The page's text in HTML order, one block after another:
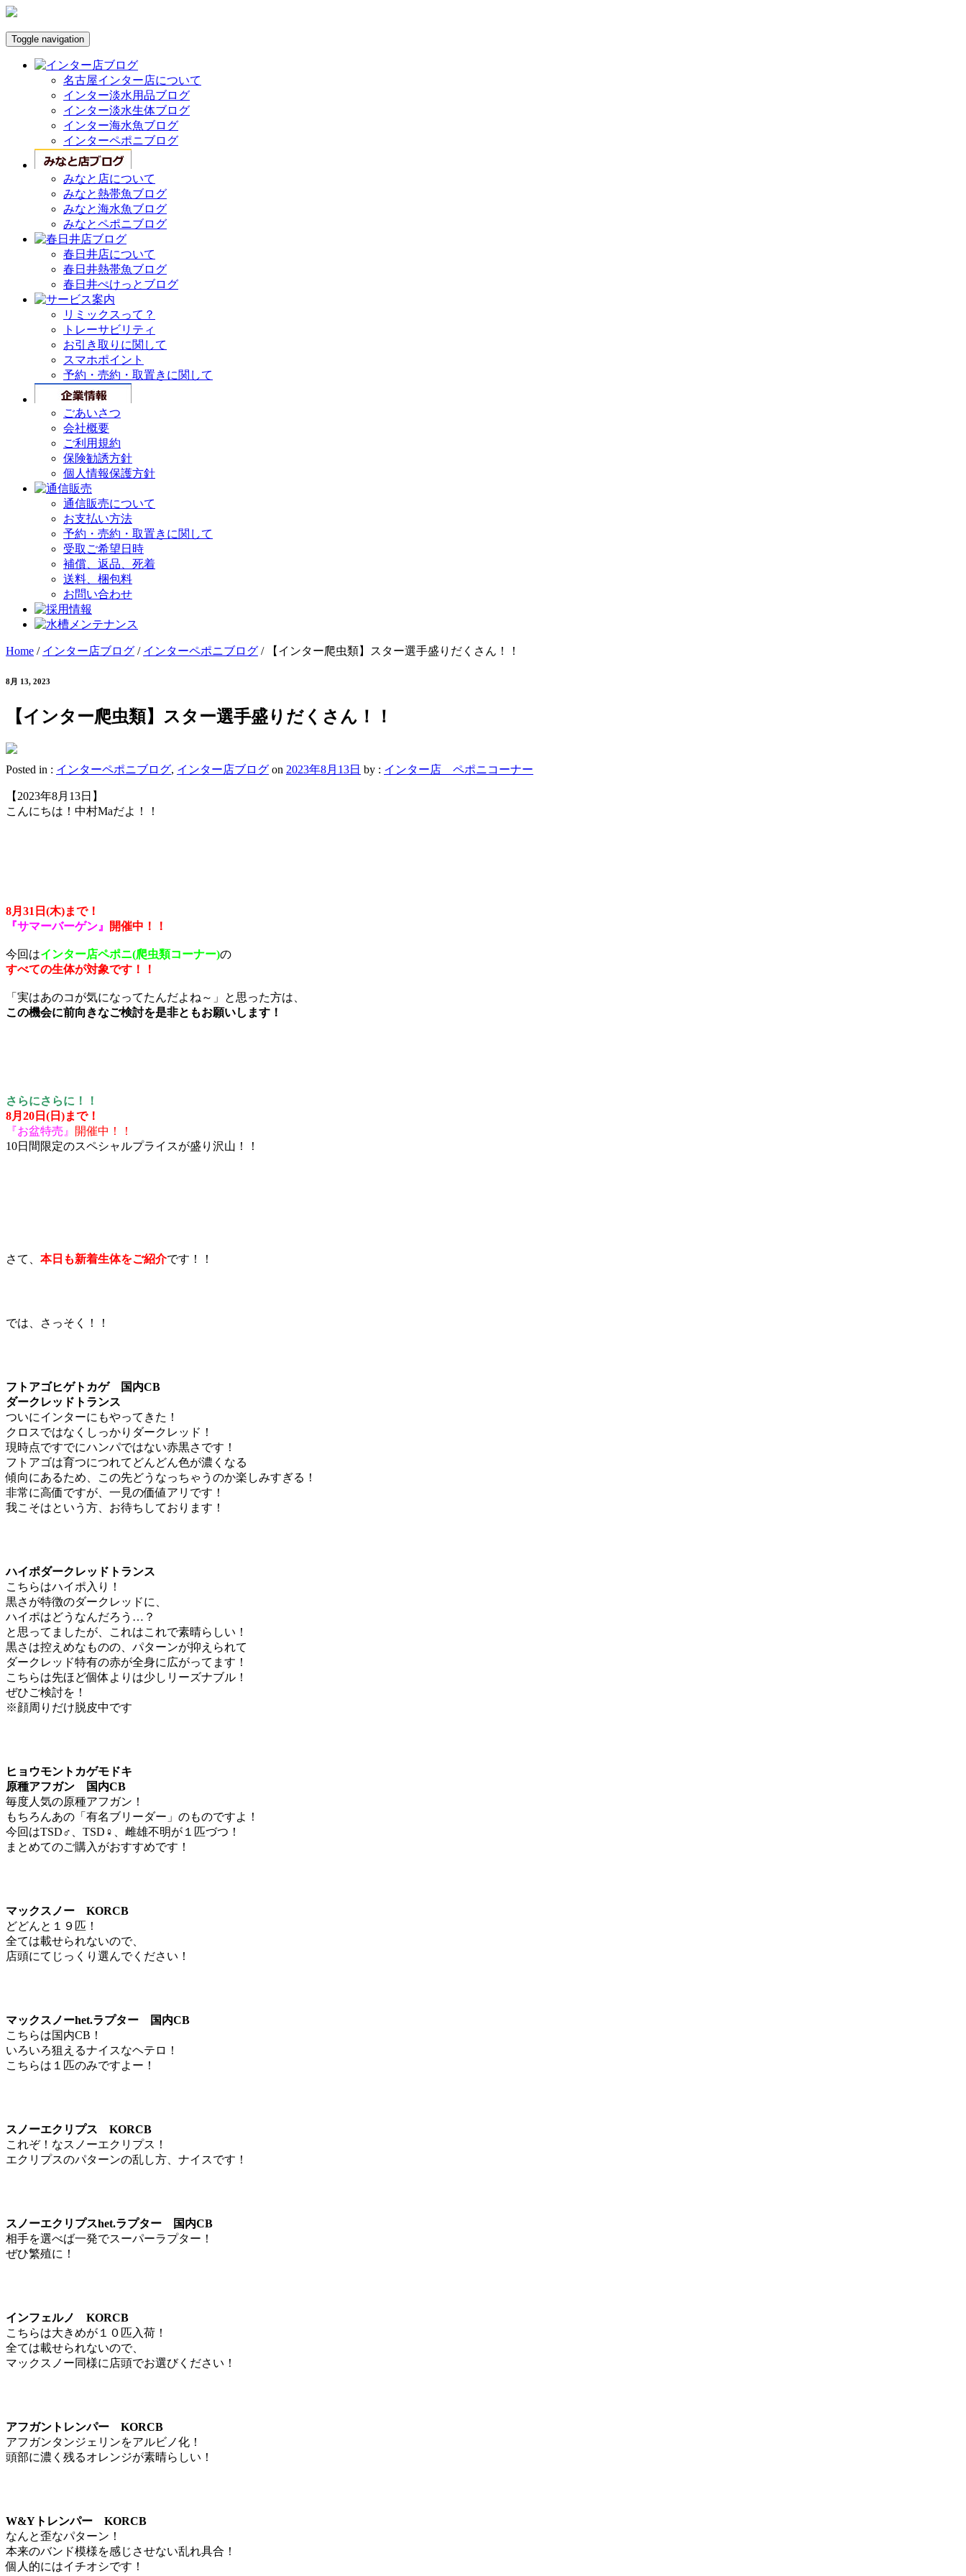
Toggle navigation
名古屋インター店について
インター淡水用品ブログ
インター淡水生体ブログ
インター海水魚ブログ
インターペポニブログ
みなと店について
みなと熱帯魚ブログ
みなと海水魚ブログ
みなとペポニブログ
春日井店について
春日井熱帯魚ブログ
春日井ぺけっとブログ
リミックスって？
トレーサビリティ
お引き取りに関して
スマホポイント
予約・売約・取置きに関して
ごあいさつ
会社概要
ご利用規約
保険勧誘方針
個人情報保護方針
通信販売について
お支払い方法
予約・売約・取置きに関して
受取ご希望日時
補償、返品、死着
送料、梱包料
お問い合わせ
Home / インター店ブログ / インターペポニブログ / 【インター爬虫類】スター選手盛りだくさん！！
8月 13, 2023
【インター爬虫類】スター選手盛りだくさん！！
Posted in : インターペポニブログ, インター店ブログ on 2023年8月13日 by : インター店 ペポニコーナー
【2023年8月13日】
こんにちは！中村Maだよ！！
8月31日(木)まで！
『サマーバーゲン』
開催中！！
今回はインター店ペポニ(爬虫類コーナー)の
すべての生体が対象です！！
「実はあのコが気になってたんだよね～」と思った方は、
この機会に前向きなご検討を是非ともお願いします！
さらにさらに！！
8月20日(日)まで！
『お盆特売』
開催中！！
10日間限定のスペシャルプライスが盛り沢山！！
さて、 本日も新着生体をご紹介です！！
では、さっそく！！
フトアゴヒゲトカゲ 国内CB
ダークレッドトランス
ついにインターにもやってきた！
クロスではなくしっかりダークレッド！
現時点ですでにハンパではない赤黒さです！
フトアゴは育つにつれてどんどん色が濃くなる
傾向にあるため、この先どうなっちゃうのか楽しみすぎる！
非常に高価ですが、一見の価値アリです！
我こそはという方、お待ちしております！
ハイポダークレッドトランス
こちらはハイポ入り！
黒さが特徴のダークレッドに、
ハイポはどうなんだろう…？
と思ってましたが、これはこれで素晴らしい！
黒さは控えめなものの、パターンが抑えられて
ダークレッド特有の赤が全身に広がってます！
こちらは先ほど個体よりは少しリーズナブル！
ぜひご検討を！
※顔周りだけ脱皮中です
ヒョウモントカゲモドキ
原種アフガン 国内CB
毎度人気の原種アフガン！
もちろんあの「有名ブリーダー」のものですよ！
今回はTSD♂、TSD♀、雌雄不明が１匹づつ！
まとめてのご購入がおすすめです！
マックスノー KORCB
どどんと１９匹！
全ては載せられないので、
店頭にてじっくり選んでください！
マックスノーhet.ラプター 国内CB
こちらは国内CB！
いろいろ狙えるナイスなヘテロ！
こちらは１匹のみですよー！
スノーエクリプス KORCB
これぞ！なスノーエクリプス！
エクリプスのパターンの乱し方、ナイスです！
スノーエクリプスhet.ラプター 国内CB
相手を選べば一発でスーパーラプター！
ぜひ繁殖に！
インフェルノ KORCB
こちらは大きめが１０匹入荷！
全ては載せられないので、
マックスノー同様に店頭でお選びください！
アフガントレンパー KORCB
アフガンタンジェリンをアルビノ化！
頭部に濃く残るオレンジが素晴らしい！
W&Yトレンパー KORCB
なんと歪なパターン！
本来のバンド模様を感じさせない乱れ具合！
個人的にはイチオシです！